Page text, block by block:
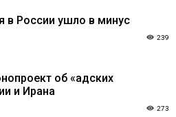
в России ушло в минус
239
об «адских
и Ирана
273